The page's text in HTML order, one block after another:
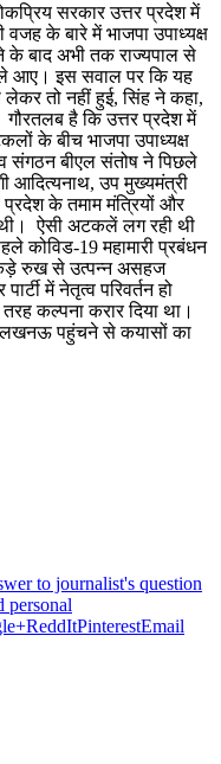
सरकार उत्तर प्रदेश में
के बारे में भाजपा उपाध्यक्ष
के बाद अभी तक राज्यपाल से
आए। इस सवाल पर कि यह
तो नहीं हुई, सिंह ने कहा,
है कि उत्तर प्रदेश में
के बीच भाजपा उपाध्यक्ष
संगठन बीएल संतोष ने पिछले
आदित्यनाथ, उप मुख्यमंत्री
प्रदेश के तमाम मंत्रियों और
ऐसी अटकलें लग रही थी
कोविड-19 महामारी प्रबंधन
रुख से उत्पन्न असहज
में नेतृत्व परिवर्तन हो
कल्पना करार दिया था।
लखनऊ पहुंचने से कयासों का
to journalist's question
personal
ReddItPinterestEmail